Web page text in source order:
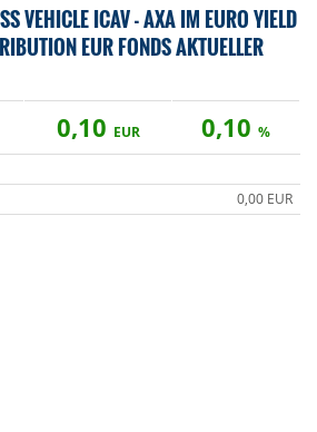
VEHICLE ICAV - AXA IM EURO YIELD
EUR FONDS AKTUELLER
0,10 EUR 0,10 %
0,00 EUR